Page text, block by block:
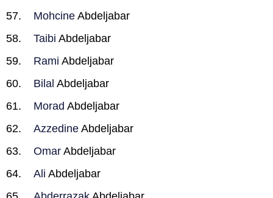
Mohcine Abdeljabar
Taibi Abdeljabar
Rami Abdeljabar
Bilal Abdeljabar
Morad Abdeljabar
Azzedine Abdeljabar
Omar Abdeljabar
Ali Abdeljabar